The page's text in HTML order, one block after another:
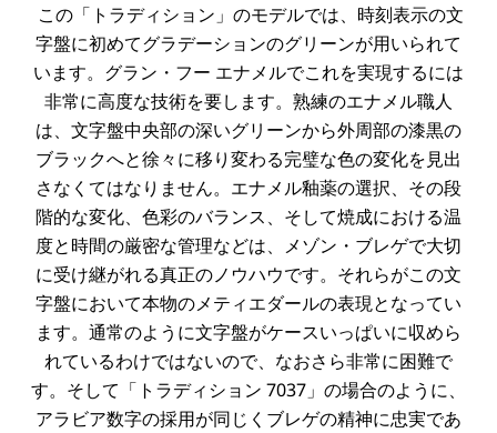
この「トラディション」のモデルでは、時刻表示の文
字盤に初めてグラデーションのグリーンが用いられて
います。グラン・フー エナメルでこれを実現するには
非常に高度な技術を要します。熟練のエナメル職人
は、文字盤中央部の深いグリーンから外周部の漆黒の
ブラックへと徐々に移り変わる完璧な色の変化を見出
さなくてはなりません。エナメル釉薬の選択、その段
階的な変化、色彩のバランス、そして焼成における温
度と時間の厳密な管理などは、メゾン・ブレゲで大切
に受け継がれる真正のノウハウです。それらがこの文
字盤において本物のメティエダールの表現となってい
ます。通常のように文字盤がケースいっぱいに収めら
れているわけではないので、なおさら非常に困難で
す。そして「トラディション 7037」の場合のように、
アラビア数字の採用が同じくブレゲの精神に忠実であ